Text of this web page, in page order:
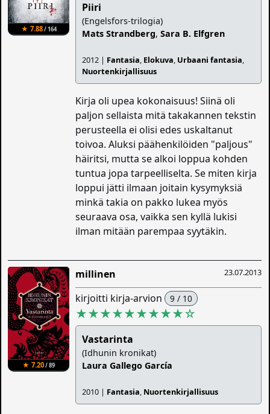
★ 7.88/ 164
Piiri
(Engelsfors-trilogia)
Mats Strandberg,Sara B. Elfgren
2012 | Fantasia, Elokuva, Urbaani fantasia,
Nuortenkirjallisuus
Kirja oli upea kokonaisuus! Siinä oli
paljon sellaista mitä takakannen tekstin
perusteella ei olisi edes uskaltanut
toivoa. Aluksi päähenkilöiden "paljous"
häiritsi, mutta se alkoi loppua kohden
tuntua jopa tarpeelliselta. Se miten kirja
loppui jätti ilmaan joitain kysymyksiä
minkä takia on pakko lukea myös
seuraava osa, vaikka sen kyllä lukisi
ilman mitään parempaa syytäkin.
★ 7.20/ 89
23.07.2013
millinen
kirjoitti kirja-arvion 9 / 10
★★★★★★★★★☆
Vastarinta
(Idhunin kronikat)
Laura Gallego García
2010 | Fantasia, Nuortenkirjallisuus